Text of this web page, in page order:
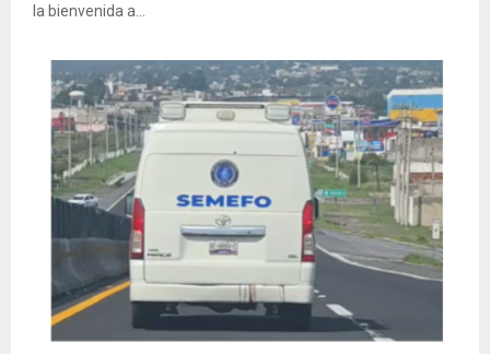
la bienvenida a...